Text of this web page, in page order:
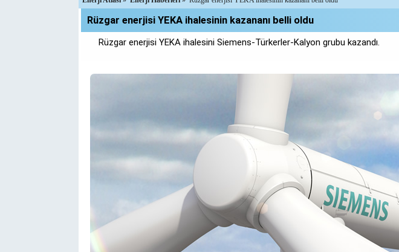
Rüzgar enerjisi YEKA ihalesinin kazananı belli oldu
Rüzgar enerjisi YEKA ihalesini Siemens-Türkerler-Kalyon grubu kazandı.